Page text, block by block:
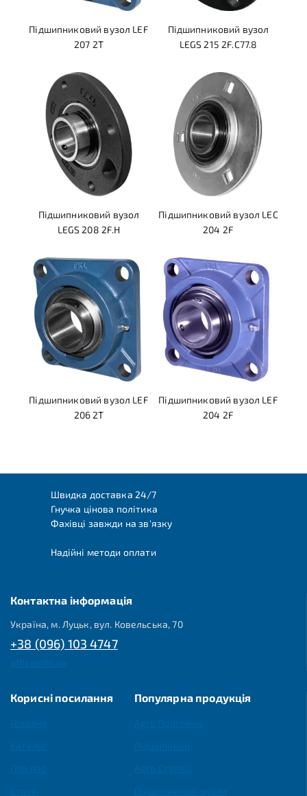
Підшипниковий вузол LEF
207 2T
Підшипниковий вузол
LEGS 215 2F.C77.8
Підшипниковий вузол
LEGS 208 2F.H
Підшипниковий вузол LEC
204 2F
Підшипниковий вузол LEF
206 2T
Підшипниковий вузол LEF
204 2F
Швидка доставка 24/7
Гнучка цінова політика
Фахівці завжди на зв'язку
Надійні методи оплати
Контактна інформація
Україна, м. Луцьк, вул. Ковельська, 70
+38 (096) 103 4747
Корисні посилання Популярна продукція